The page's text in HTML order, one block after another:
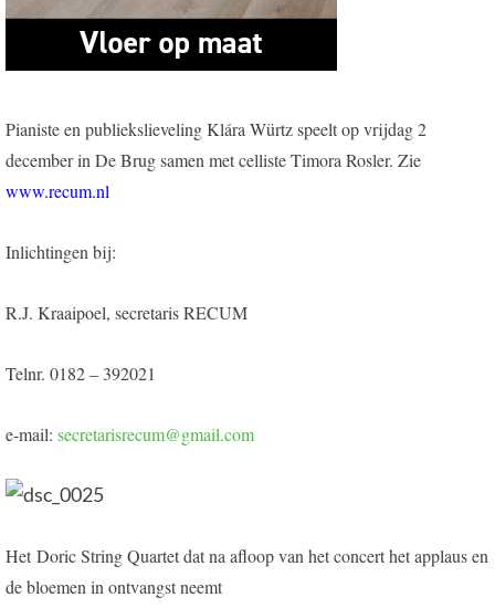
Pianiste en publiekslieveling Klára Würtz speelt op vrijdag 2
december in De Brug samen met celliste Timora Rosler. Zie
www.recum.nl
Inlichtingen bij:
R.J. Kraaipoel, secretaris RECUM
Telnr. 0182 – 392021
e-mail: secretarisrecum@gmail.com
Het Doric String Quartet dat na afloop van het concert het applaus en
de bloemen in ontvangst neemt